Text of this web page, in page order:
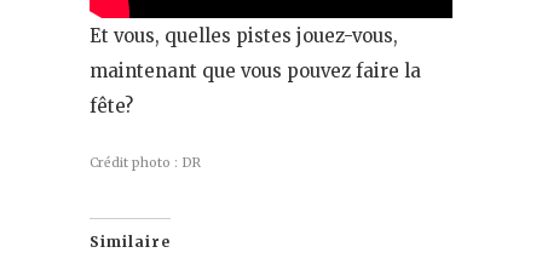
Et vous, quelles pistes jouez-vous,
maintenant que vous pouvez faire la
fête?
Crédit photo : DR
Similaire